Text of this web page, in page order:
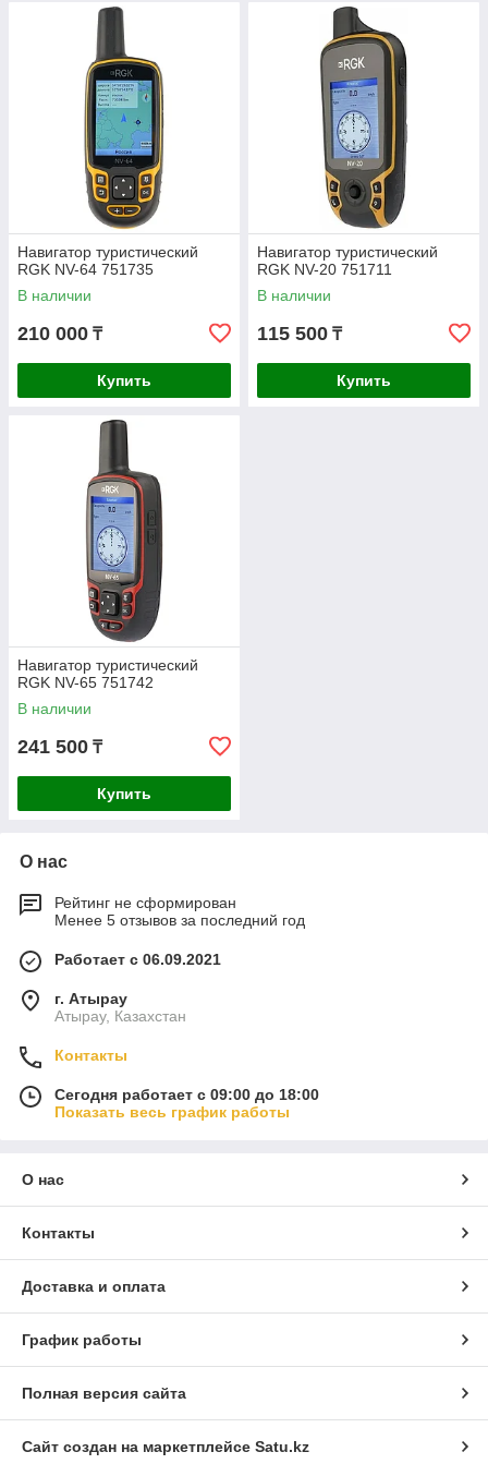
Навигатор туристический
RGK NV-64 751735
В наличии
210 000 ₸
Купить
Навигатор туристический
RGK NV-20 751711
В наличии
115 500 ₸
Купить
Навигатор туристический
RGK NV-65 751742
В наличии
241 500 ₸
Купить
О нас
Рейтинг не сформирован
Менее 5 отзывов за последний год
Работает с 06.09.2021
г. Атырау
Атырау, Казахстан
Контакты
Сегодня работает с 09:00 до 18:00
Показать весь график работы
О нас
Контакты
Доставка и оплата
График работы
Полная версия сайта
Сайт создан на маркетплейсе Satu.kz